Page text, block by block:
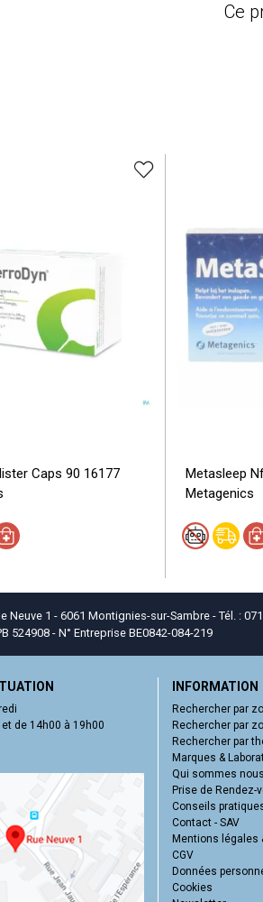
Ce
Caps 90 16177
Metasleep
Metagenics
Neuve 1 - 6061 Montignies-sur-Sambre - Tél. :
524908 - N° Entreprise BE0842-084-219
de 14h00 à 19h00
INFORMATION
Rechercher par
Rechercher par
Rechercher par
Marques &
Qui sommes
Prise de Rendez-
Conseils
Contact - SAV
Mentions légales
CGV
Données
Cookies